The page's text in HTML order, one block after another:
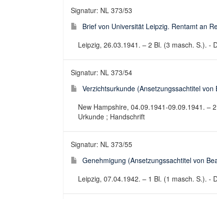
Signatur: NL 373/53
Brief von Universität Leipzig. Rentamt an
Leipzig, 26.03.1941. – 2 Bl. (3 masch. S.). -
Signatur: NL 373/54
Verzichtsurkunde (Ansetzungssachtitel von
New Hampshire, 04.09.1941-09.09.1941. –
Urkunde ; Handschrift
Signatur: NL 373/55
Genehmigung (Ansetzungssachtitel von
Leipzig, 07.04.1942. – 1 Bl. (1 masch. S.). -